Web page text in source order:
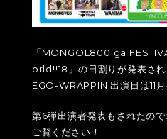
「MONGOL800 ga
orld!!18」の日割りが発表され
EGO-WRAPPIN'出演日は11月
第6弾出演者発表もされたの
ご覧ください！